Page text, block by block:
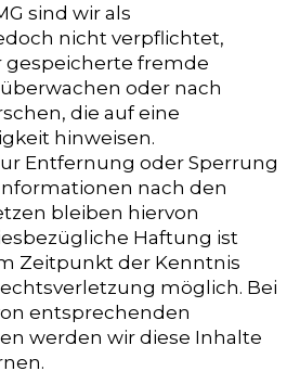
sind wir als
nicht verpflichtet,
fremde
oder nach
die auf eine
hinweisen.
Entfernung oder Sperrung
nach den
bleiben hiervon
Haftung ist
Zeitpunkt der Kenntnis
möglich. Bei
entsprechenden
werden wir diese Inhalte